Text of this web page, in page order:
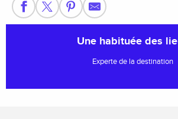
Une habituée des
Experte de la destination